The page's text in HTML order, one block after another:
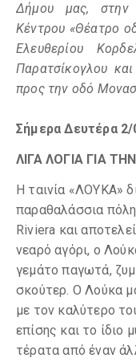
Δήμου μας, στην
Κέντρου «Θέατρο
Ελευθερίου
Παρατσίκογλου
προς την οδό
Σήμερα Δευτέρα 2/
ΛΙΓΑ ΛΟΓΙΑ ΓΙΑ
Η ταινία «ΛΟΥΚΑ»
παραθαλάσσια πόλη
Riviera και
νεαρό αγόρι, ο
γεμάτο παγωτά,
σκούτερ. Ο Λούκα
με τον καλύτερο
επίσης και το ίδιο
τέρατα από έναν